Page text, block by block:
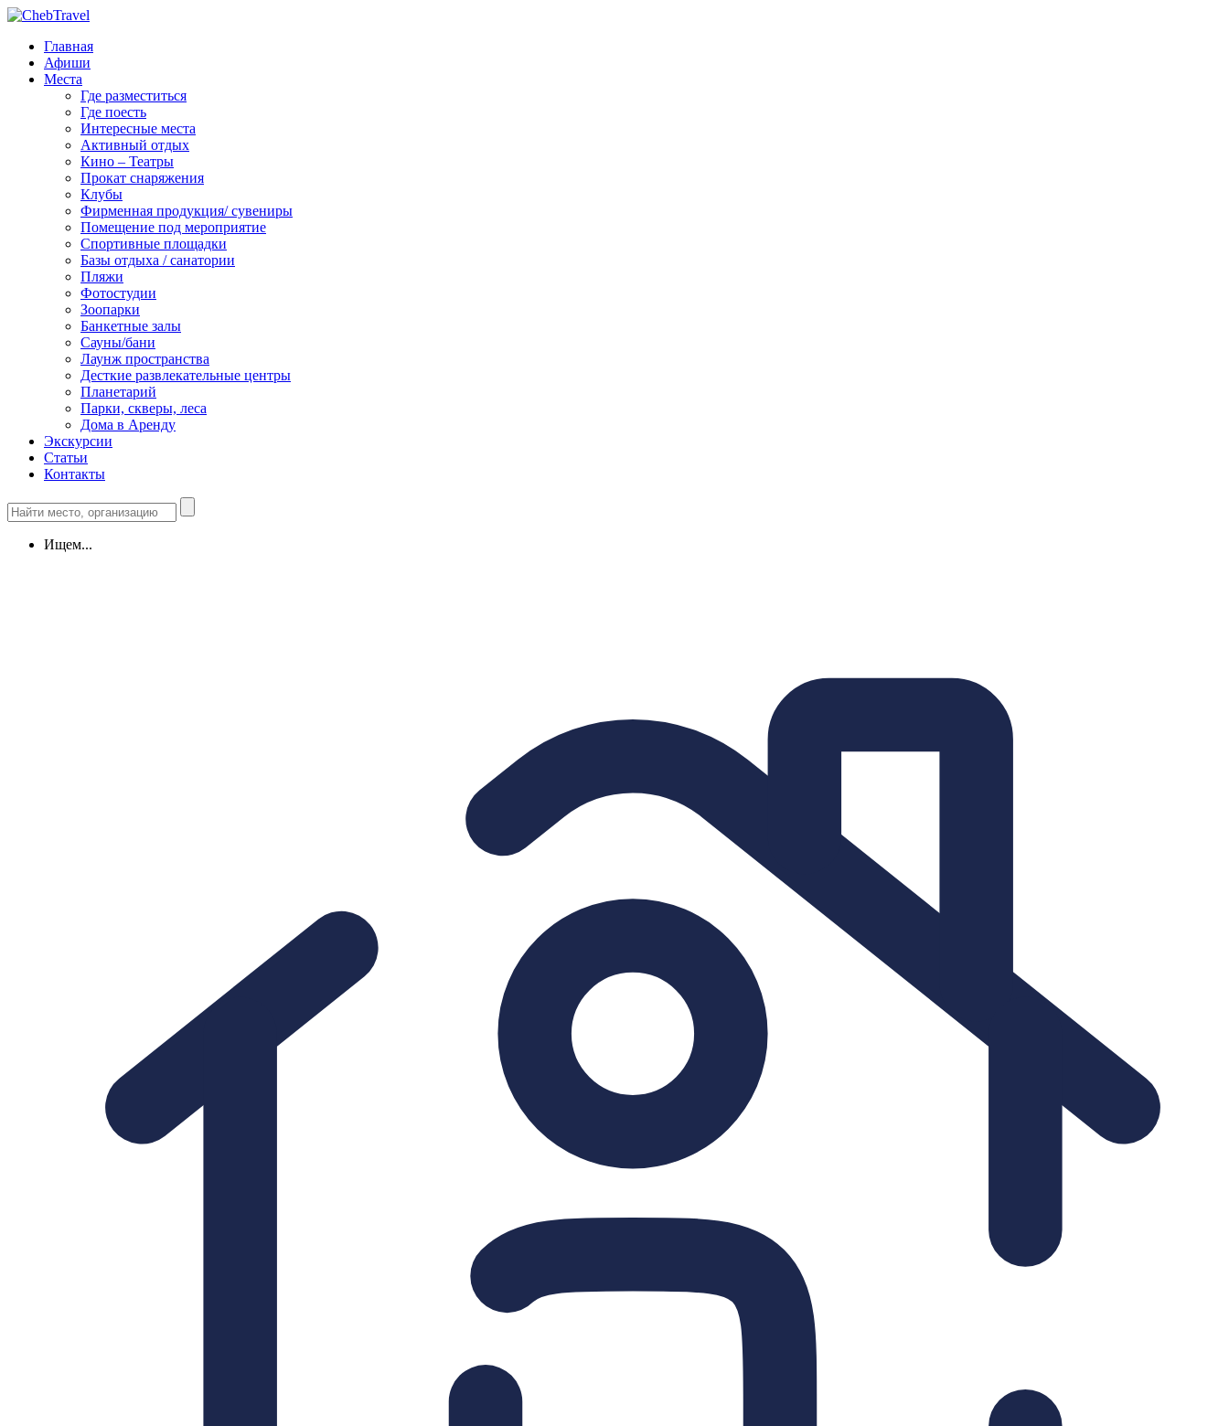
Главная
Афиши
Места
Где разместиться
Где поесть
Интересные места
Активный отдых
Кино – Театры
Прокат снаряжения
Клубы
Фирменная продукция/ сувениры
Помещение под мероприятие
Спортивные площадки
Базы отдыха / санатории
Пляжи
Фотостудии
Зоопарки
Банкетные залы
Сауны/бани
Лаунж пространства
Десткие развлекательные центры
Планетарий
Парки, скверы, леса
Дома в Аренду
Экскурсии
Статьи
Контакты
Ищем...